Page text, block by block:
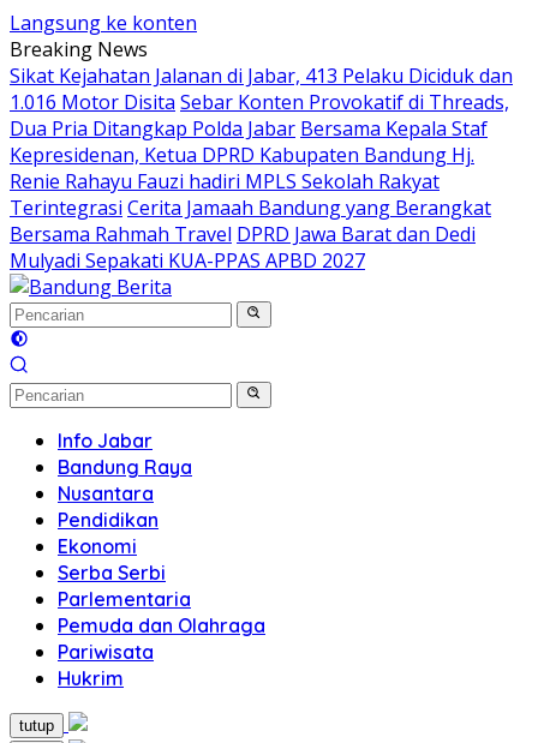
Langsung ke konten
Breaking News
Sikat Kejahatan Jalanan di Jabar, 413 Pelaku Diciduk dan
1.016 Motor Disita Sebar Konten Provokatif di Threads,
Dua Pria Ditangkap Polda Jabar Bersama Kepala Staf
Kepresidenan, Ketua DPRD Kabupaten Bandung Hj.
Renie Rahayu Fauzi hadiri MPLS Sekolah Rakyat
Terintegrasi Cerita Jamaah Bandung yang Berangkat
Bersama Rahmah Travel DPRD Jawa Barat dan Dedi
Mulyadi Sepakati KUA-PPAS APBD 2027
Info Jabar
Bandung Raya
Nusantara
Pendidikan
Ekonomi
Serba Serbi
Parlementaria
Pemuda dan Olahraga
Pariwisata
Hukrim
tutup